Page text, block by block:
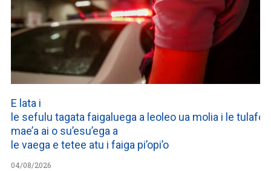
E lata i
le sefulu tagata faigaluega a leoleo ua molia i le
mae’a ai o su’esu’ega a
le vaega e tetee atu i faiga pi’opi’o
04/08/2026